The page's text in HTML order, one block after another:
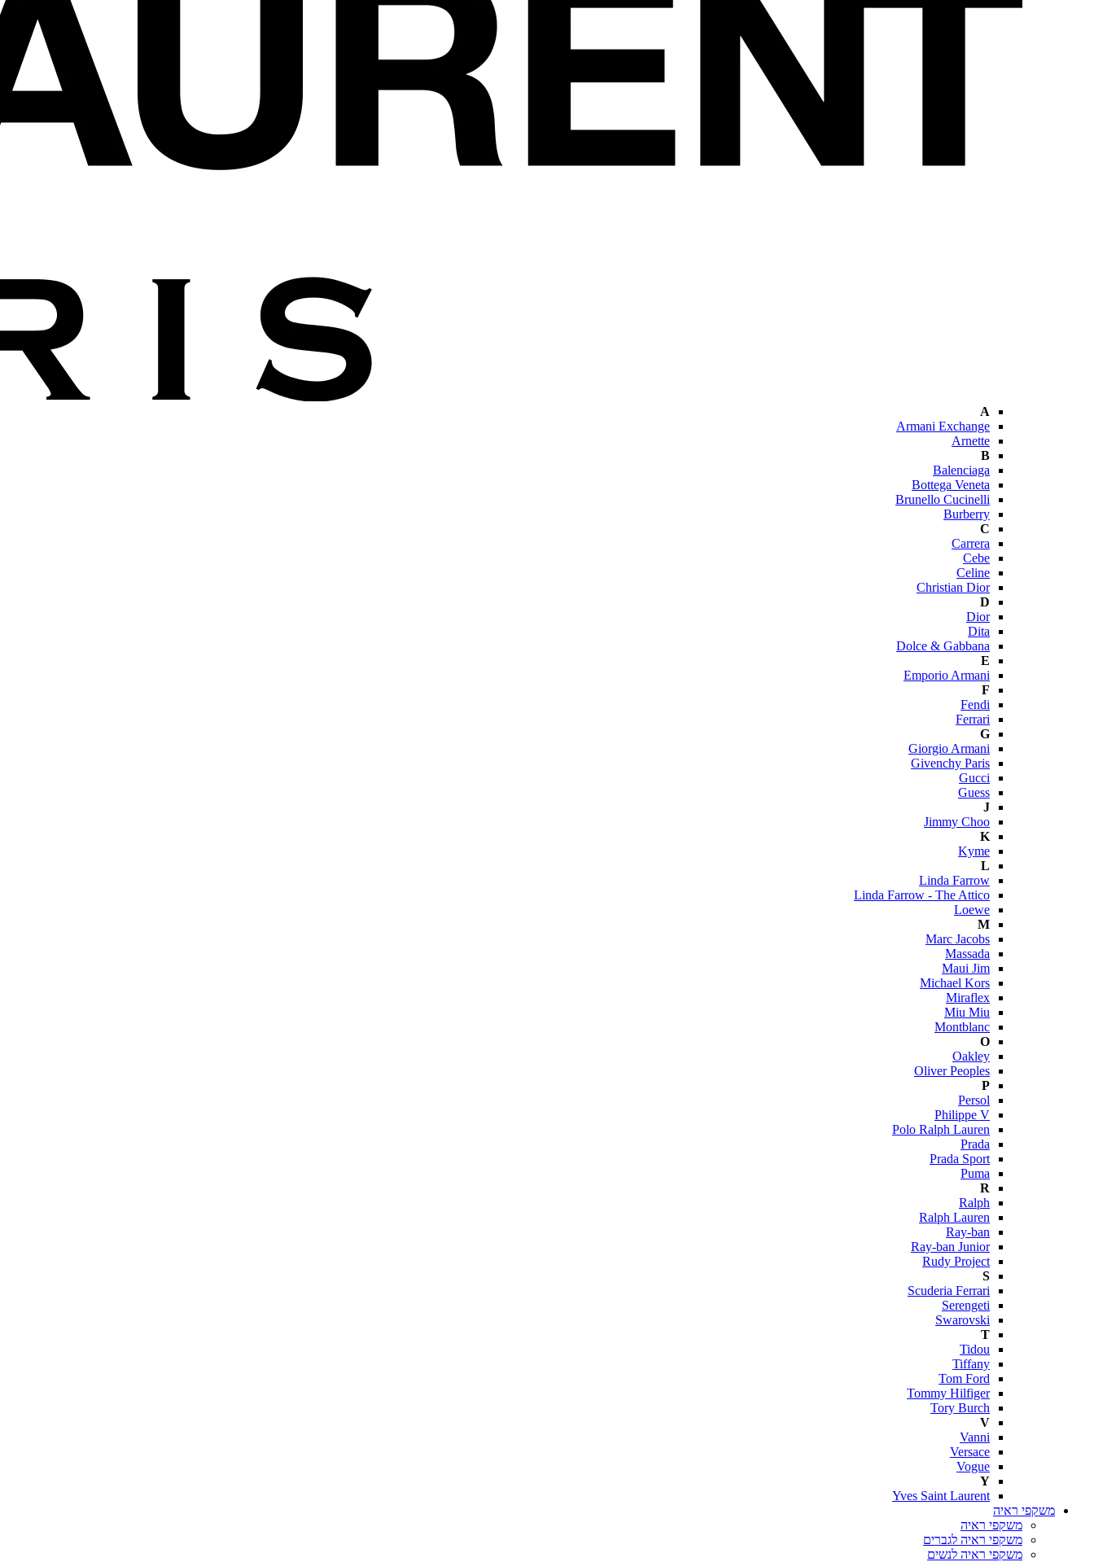
A
Armani Exchange
Arnette
B
Balenciaga
Bottega Veneta
Brunello Cucinelli
Burberry
C
Carrera
Cebe
Celine
Christian Dior
D
Dior
Dita
Dolce & Gabbana
E
Emporio Armani
F
Fendi
Ferrari
G
Giorgio Armani
Givenchy Paris
Gucci
Guess
J
Jimmy Choo
K
Kyme
L
Linda Farrow
Linda Farrow - The Attico
Loewe
M
Marc Jacobs
Massada
Maui Jim
Michael Kors
Miraflex
Miu Miu
Montblanc
O
Oakley
Oliver Peoples
P
Persol
Philippe V
Polo Ralph Lauren
Prada
Prada Sport
Puma
R
Ralph
Ralph Lauren
Ray-ban
Ray-ban Junior
Rudy Project
S
Scuderia Ferrari
Serengeti
Swarovski
T
Tidou
Tiffany
Tom Ford
Tommy Hilfiger
Tory Burch
V
Vanni
Versace
Vogue
Y
Yves Saint Laurent
משקפי ראיה
משקפי ראיה
משקפי ראיה לגברים
משקפי ראיה לנשים